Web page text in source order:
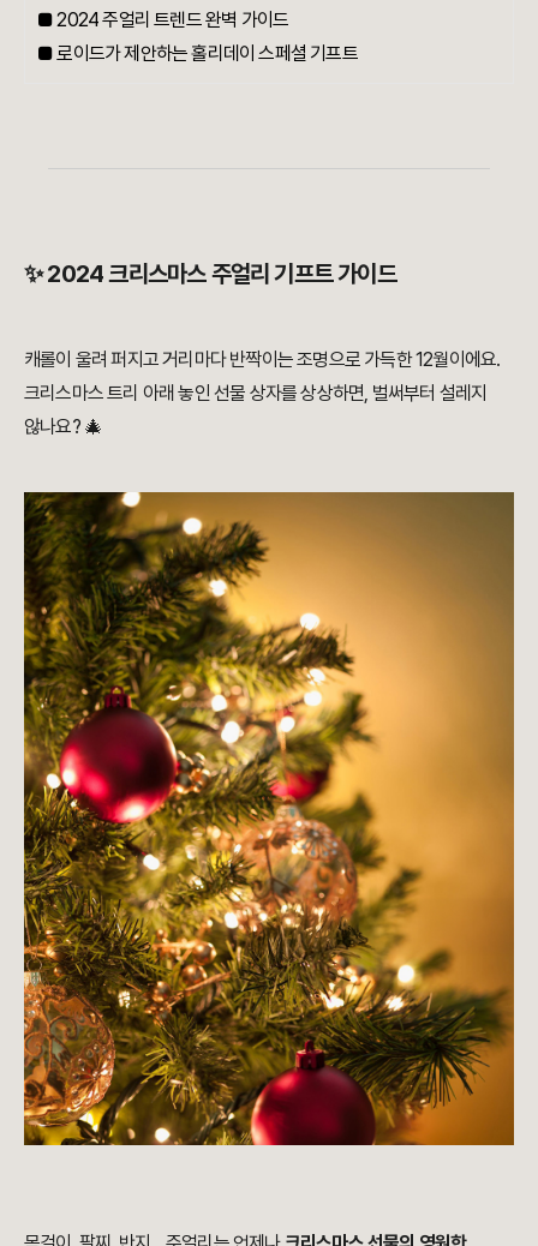
■ 2024 주얼리 트렌드 완벽 가이드
■ 로이드가 제안하는 홀리데이 스페셜 기프트
✨ 2024 크리스마스 주얼리 기프트 가이드
캐롤이 울려 퍼지고 거리마다 반짝이는 조명으로 가득한 12월이에요.
크리스마스 트리 아래 놓인 선물 상자를 상상하면, 벌써부터 설레지
않나요? 🎄